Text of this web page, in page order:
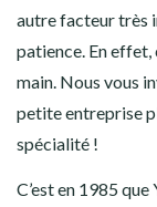
autre facteur très
patience. En effet,
main. Nous vous
petite entreprise
spécialité !
C’est en 1985